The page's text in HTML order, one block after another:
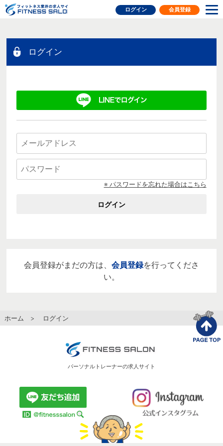
フィットネス業界の求人
ログイン 会員登録
ログイン
※ パスワードを忘れた場合はこちら
ログイン
会員登録がまだの方は、 会員登録を行ってくださ
い。
ホーム > ログイン
パーソナルトレーナーの求人サイト